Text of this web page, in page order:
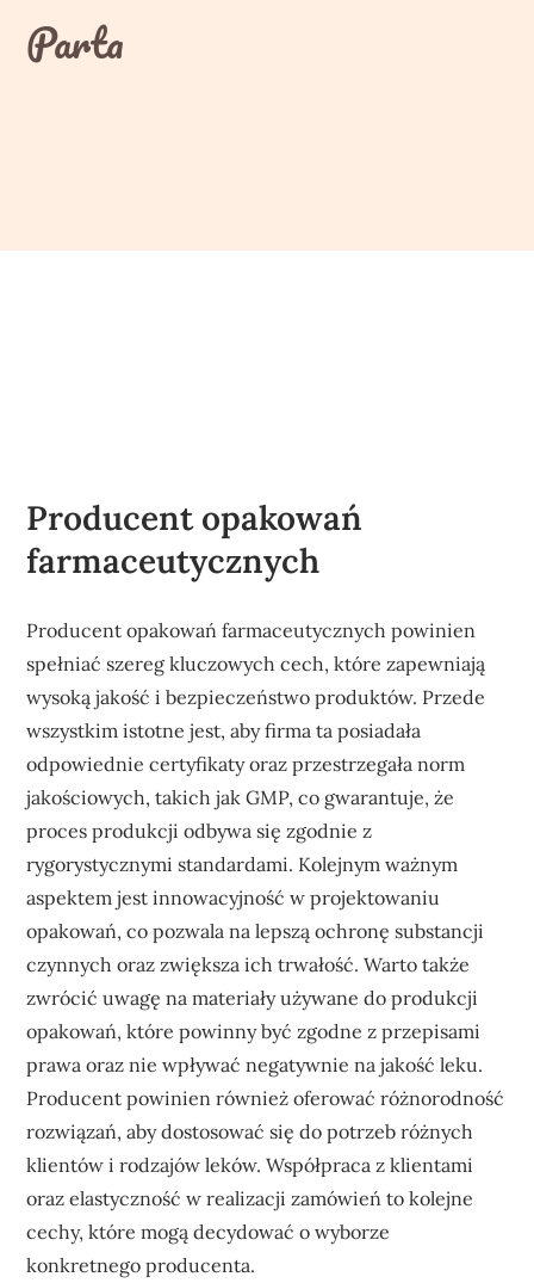
contentParta
Producent opakowań
farmaceutycznych
Producent opakowań farmaceutycznych powinien
spełniać szereg kluczowych cech, które zapewniają
wysoką jakość i bezpieczeństwo produktów. Przede
wszystkim istotne jest, aby firma ta posiadała
odpowiednie certyfikaty oraz przestrzegała norm
jakościowych, takich jak GMP, co gwarantuje, że
proces produkcji odbywa się zgodnie z
rygorystycznymi standardami. Kolejnym ważnym
aspektem jest innowacyjność w projektowaniu
opakowań, co pozwala na lepszą ochronę substancji
czynnych oraz zwiększa ich trwałość. Warto także
zwrócić uwagę na materiały używane do produkcji
opakowań, które powinny być zgodne z przepisami
prawa oraz nie wpływać negatywnie na jakość leku.
Producent powinien również oferować różnorodność
rozwiązań, aby dostosować się do potrzeb różnych
klientów i rodzajów leków. Współpraca z klientami
oraz elastyczność w realizacji zamówień to kolejne
cechy, które mogą decydować o wyborze
konkretnego producenta.